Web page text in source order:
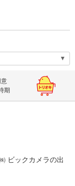
期
ビックカメラの出